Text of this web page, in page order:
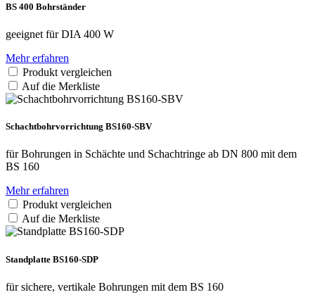
BS 400 Bohrständer
geeignet für DIA 400 W
Mehr erfahren
Produkt vergleichen
Auf die Merkliste
Schachtbohr­vorrichtung BS160-SBV
für Bohrungen in Schächte und Schachtringe ab DN 800 mit dem
BS 160
Mehr erfahren
Produkt vergleichen
Auf die Merkliste
Standplatte BS160-SDP
für sichere, vertikale Bohrungen mit dem BS 160